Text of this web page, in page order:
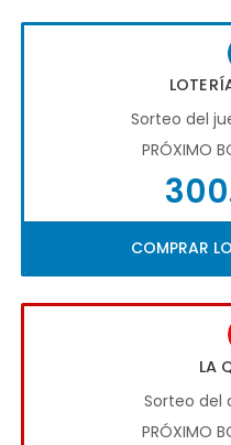
Sorteo del
PRÓXIMO
COMPRAR
LA
Sorteo del
PRÓXIMO